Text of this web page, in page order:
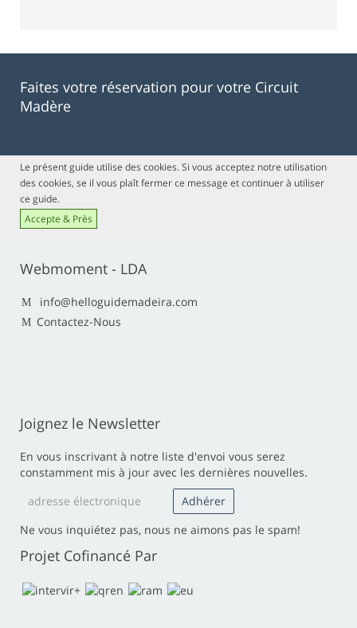
Faites votre réservation pour votre Circuit
Madère
Le présent guide utilise des cookies. Si vous acceptez notre utilisation
des cookies, se il vous plaît fermer ce message et continuer à utiliser
ce guide.
Accepte & Près
Webmoment - LDA
info@helloguidemadeira.com
Contactez-Nous
Joignez le Newsletter
En vous inscrivant à notre liste d'envoi vous serez
constamment mis à jour avec les dernières nouvelles.
Ne vous inquiétez pas, nous ne aimons pas le spam!
Projet Cofinancé Par